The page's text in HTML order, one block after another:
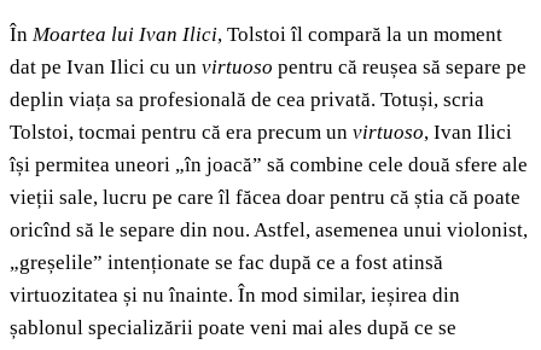
În Moartea lui Ivan Ilici, Tolstoi îl compară la un moment
dat pe Ivan Ilici cu un virtuoso pentru că reușea să separe pe
deplin viața sa profesională de cea privată. Totuși, scria
Tolstoi, tocmai pentru că era precum un virtuoso, Ivan Ilici
își permitea uneori „în joacă” să combine cele două sfere ale
vieții sale, lucru pe care îl făcea doar pentru că știa că poate
oricînd să le separe din nou. Astfel, asemenea unui violonist,
„greșelile” intenționate se fac după ce a fost atinsă
virtuozitatea și nu înainte. În mod similar, ieșirea din
șablonul specializării poate veni mai ales după ce se